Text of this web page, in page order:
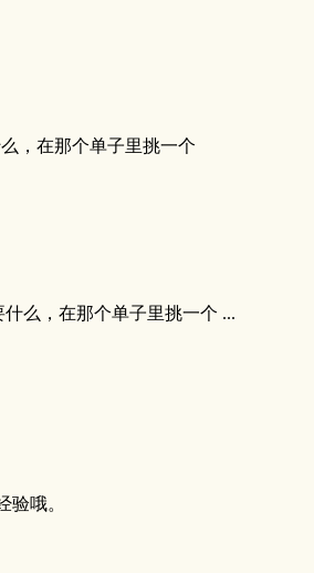
，在那个单子里挑一个
么，在那个单子里挑一个 ...
哦。